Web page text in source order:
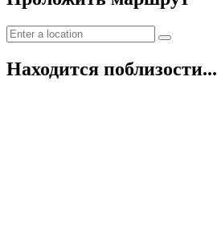
Находится поблизости...